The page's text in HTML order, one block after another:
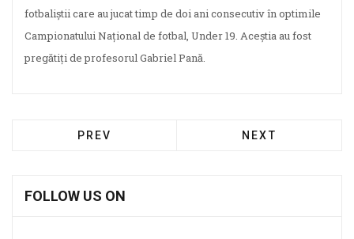
fotbaliștii care au jucat timp de doi ani consecutiv în optimile
Campionatului Național de fotbal, Under 19. Aceștia au fost
pregătiți de profesorul Gabriel Pană.
PREV NEXT
FOLLOW US ON